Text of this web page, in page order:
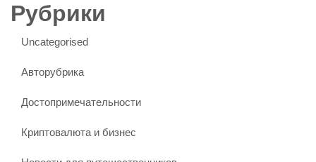
Рубрики
Uncategorised
Авторубрика
Достопримечательности
Криптовалюта и бизнес